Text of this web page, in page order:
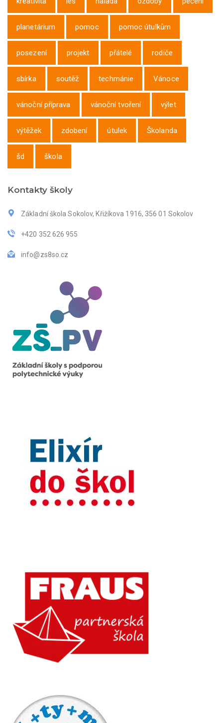
planetárium pomoc pomoc útulkům
posezení projekt přátelé rodiče
sbírka soutěž techmánie Vánoce
vánoční příprava vánoční tvoření výlet
výtěžek zdobení útulek Školanda
šd škola
Kontakty školy
Základní škola Sokolov, Křižíkova 1916, 356 01 Sokolov
+420 352 626 955
info@zs8so.cz